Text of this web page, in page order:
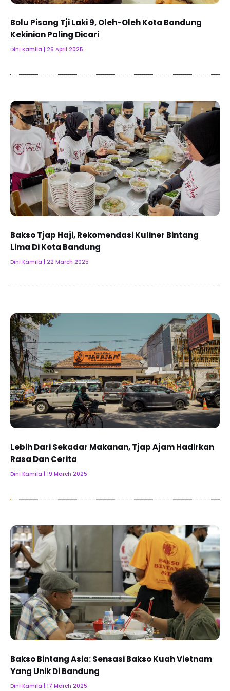
Bolu Pisang Tji Laki 9, Oleh-Oleh Kota Bandung
Kekinian Paling Dicari
Dini Kamila 26 April 2025
Bakso Tjap Haji, Rekomendasi Kuliner Bintang
Lima Di Kota Bandung
Dini Kamila 22 March 2025
Lebih Dari Sekadar Makanan, Tjap Ajam Hadirkan
Rasa Dan Cerita
Dini Kamila 19 March 2025
Bakso Bintang Asia: Sensasi Bakso Kuah Vietnam
Yang Unik Di Bandung
Dini Kamila 17 March 2025